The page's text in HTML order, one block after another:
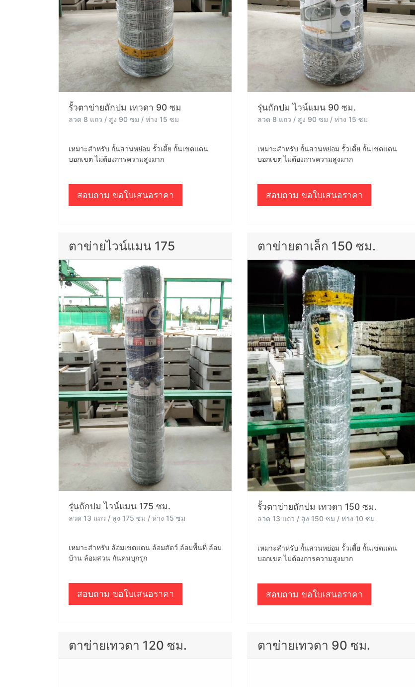
รั้วตาข่ายถักปม เทวดา 90 ซม
ลวด 8 แถว / สูง 90 ซม / ห่าง 15 ซม
เหมาะสำหรับ กั้นสวนหย่อม รั้วเตี้ย กั้นเขตแดน
บอกเขต ไม่ต้องการความสูงมาก
สอบถาม ขอใบเสนอราคา
รุ่นถักปม ไวน์แมน 90 ซม.
ลวด 8 แถว / สูง 90 ซม / ห่าง 15 ซม
เหมาะสำหรับ กั้นสวนหย่อม รั้วเตี้ย กั้นเขตแดน
บอกเขต ไม่ต้องการความสูงมาก
สอบถาม ขอใบเสนอราคา
ตาข่ายไวน์แมน 175
รุ่นถักปม ไวน์แมน 175 ซม.
ลวด 13 แถว / สูง 175 ซม / ห่าง 15 ซม
เหมาะสำหรับ ล้อมเขตแดน ล้อมสัตว์ ล้อมพื้นที่ ล้อม
บ้าน ล้อมสวน กันคนบุกรุก
สอบถาม ขอใบเสนอราคา
ตาข่ายตาเล็ก 150 ซม.
รั้วตาข่ายถักปม เทวดา 150 ซม.
ลวด 13 แถว / สูง 150 ซม / ห่าง 10 ซม
เหมาะสำหรับ กั้นสวนหย่อม รั้วเตี้ย กั้นเขตแดน
บอกเขต ไม่ต้องการความสูงมาก
สอบถาม ขอใบเสนอราคา
ตาข่ายเทวดา 120 ซม. ตาข่ายเทวดา 90 ซม.